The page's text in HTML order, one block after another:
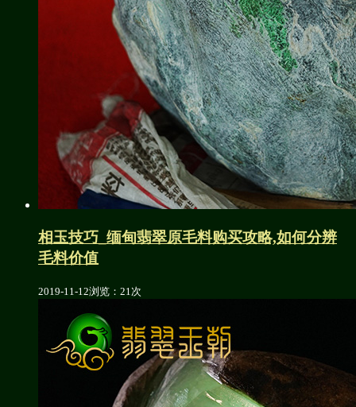
相玉技巧_缅甸翡翠原毛料购买攻略,如何分辨
毛料价值
2019-11-12浏览：21次